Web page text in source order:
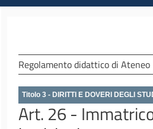
Regolamento didattico di Ateneo
Titolo 3 - DIRITTI E DOVERI DEGLI
Art. 26 -